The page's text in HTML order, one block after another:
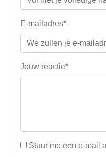
E-mailadres*
Jouw reactie*
Stuur me een e-mail